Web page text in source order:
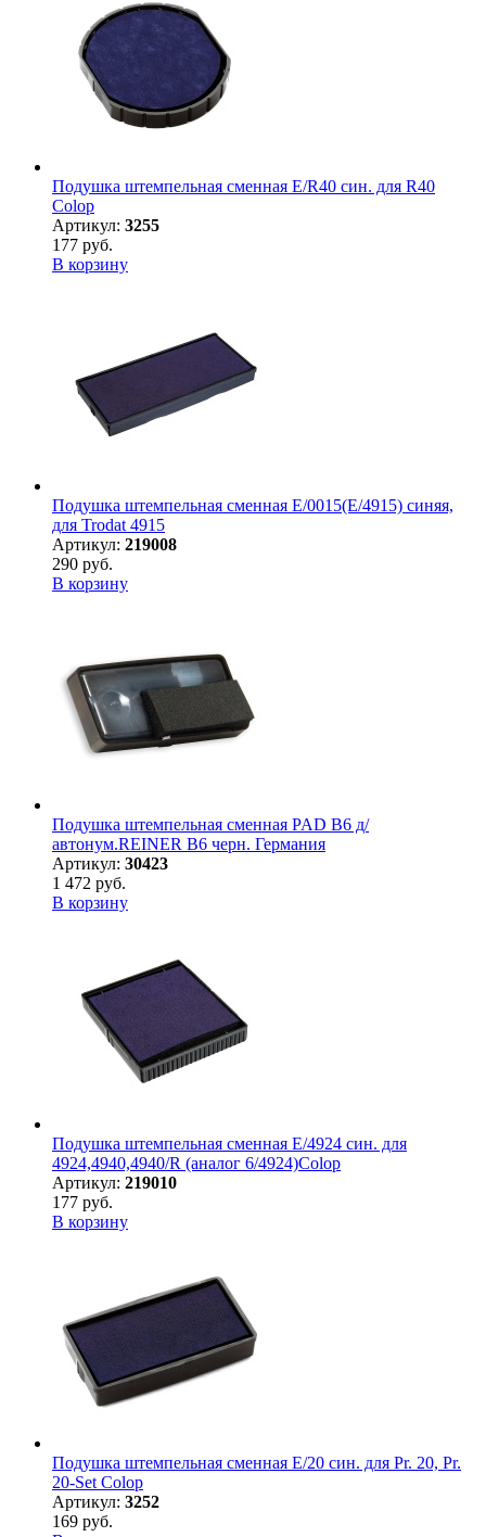
Подушка штемпельная сменная E/R40 син. для R40
Colop
Артикул: 3255
177 руб.
В корзину
Подушка штемпельная сменная E/0015(E/4915) синяя,
для Trodat 4915
Артикул: 219008
290 руб.
В корзину
Подушка штемпельная сменная PAD B6 д/
автонум.REINER B6 черн. Германия
Артикул: 30423
1 472 руб.
В корзину
Подушка штемпельная сменная E/4924 син. для
4924,4940,4940/R (аналог 6/4924)Colop
Артикул: 219010
177 руб.
В корзину
Подушка штемпельная сменная E/20 син. для Pr. 20, Pr.
20-Set Colop
Артикул: 3252
169 руб.